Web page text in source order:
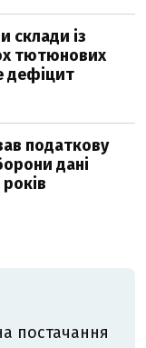
склади із
тютюнових
дефіцит
податкову
дані
постачання